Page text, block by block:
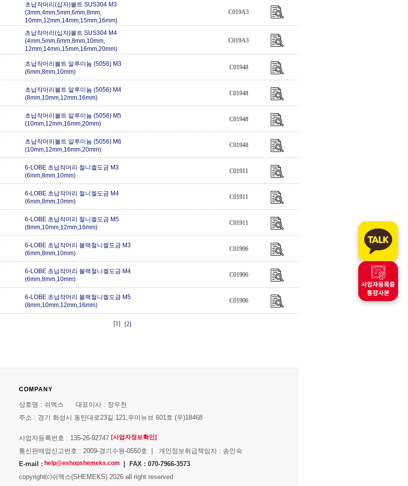
초납작머리(십자)볼트 SUS304 M3
(3mm,4mm,5mm,6mm,8mm,
10mm,12mm,14mm,15mm,16mm)
C019A3
초납작머리(십자)볼트 SUS304 M4
(4mm,5mm,6mm,8mm,10mm,
12mm,14mm,15mm,16mm,20mm)
C019A3
초납작머리볼트 알루미늄 (5056) M3
(6mm,8mm,10mm)
C01948
초납작머리볼트 알루미늄 (5056) M4
(8mm,10mm,12mm,16mm)
C01948
초납작머리볼트 알루미늄 (5056) M5
(10mm,12mm,16mm,20mm)
C01948
초납작머리볼트 알루미늄 (5056) M6
(10mm,12mm,16mm,20mm)
C01948
6-LOBE 초납작머리 철니켈도금 M3
(6mm,8mm,10mm)
C01911
6-LOBE 초납작머리 철니켈도금 M4
(6mm,8mm,10mm)
C01911
6-LOBE 초납작머리 철니켈도금 M5
(8mm,10mm,12mm,16mm)
C01911
6-LOBE 초납작머리 블랙철니켈도금 M3
(6mm,8mm,10mm)
C01906
6-LOBE 초납작머리 블랙철니켈도금 M4
(6mm,8mm,10mm)
C01906
6-LOBE 초납작머리 블랙철니켈도금 M5
(8mm,10mm,12mm,16mm)
C01906
[1] [2]
COMPANY
상호명 : 쉬멕스 대표이사 : 장우천
주소 : 경기 화성시 동탄대로23길 121,우미뉴브 601호 (우)18468
사업자등록번호 : 135-26-92747 [사업자정보확인]
통신판매업신고번호 : 2009-경기수원-0550호 | 개인정보취급책임자 : 송인숙
E-mail : help@eshopshemeks.com
| FAX : 070-7966-3573
copyright⒞쉬멕스(SHEMEKS) 2026 all right reserved